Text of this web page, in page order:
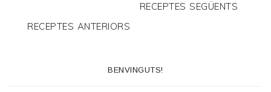
RECEPTES SEGÜENTS
RECEPTES ANTERIORS
BENVINGUTS!